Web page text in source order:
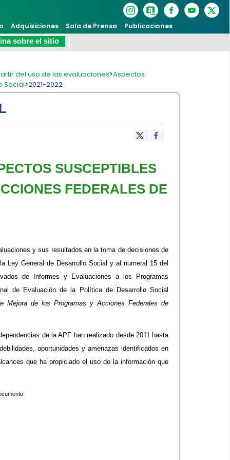
Adquisiciones Sala de Prensa
Publicaciones
sobre el sitio
del uso de las evaluaciones>Aspectos
Social>2021-2022
SUSCEPTIBLES
FEDERALES DE
y sus resultados en la toma de decisiones de
General de Desarrollo Social y al numeral 15 del
de Informes y Evaluaciones a los Programas
de Evaluación de la Política de Desarrollo Social
de los Programas y Acciones Federales de
de la APF han realizado desde 2011 hasta
oportunidades y amenazas identificados en
que ha propiciado el uso de la información que